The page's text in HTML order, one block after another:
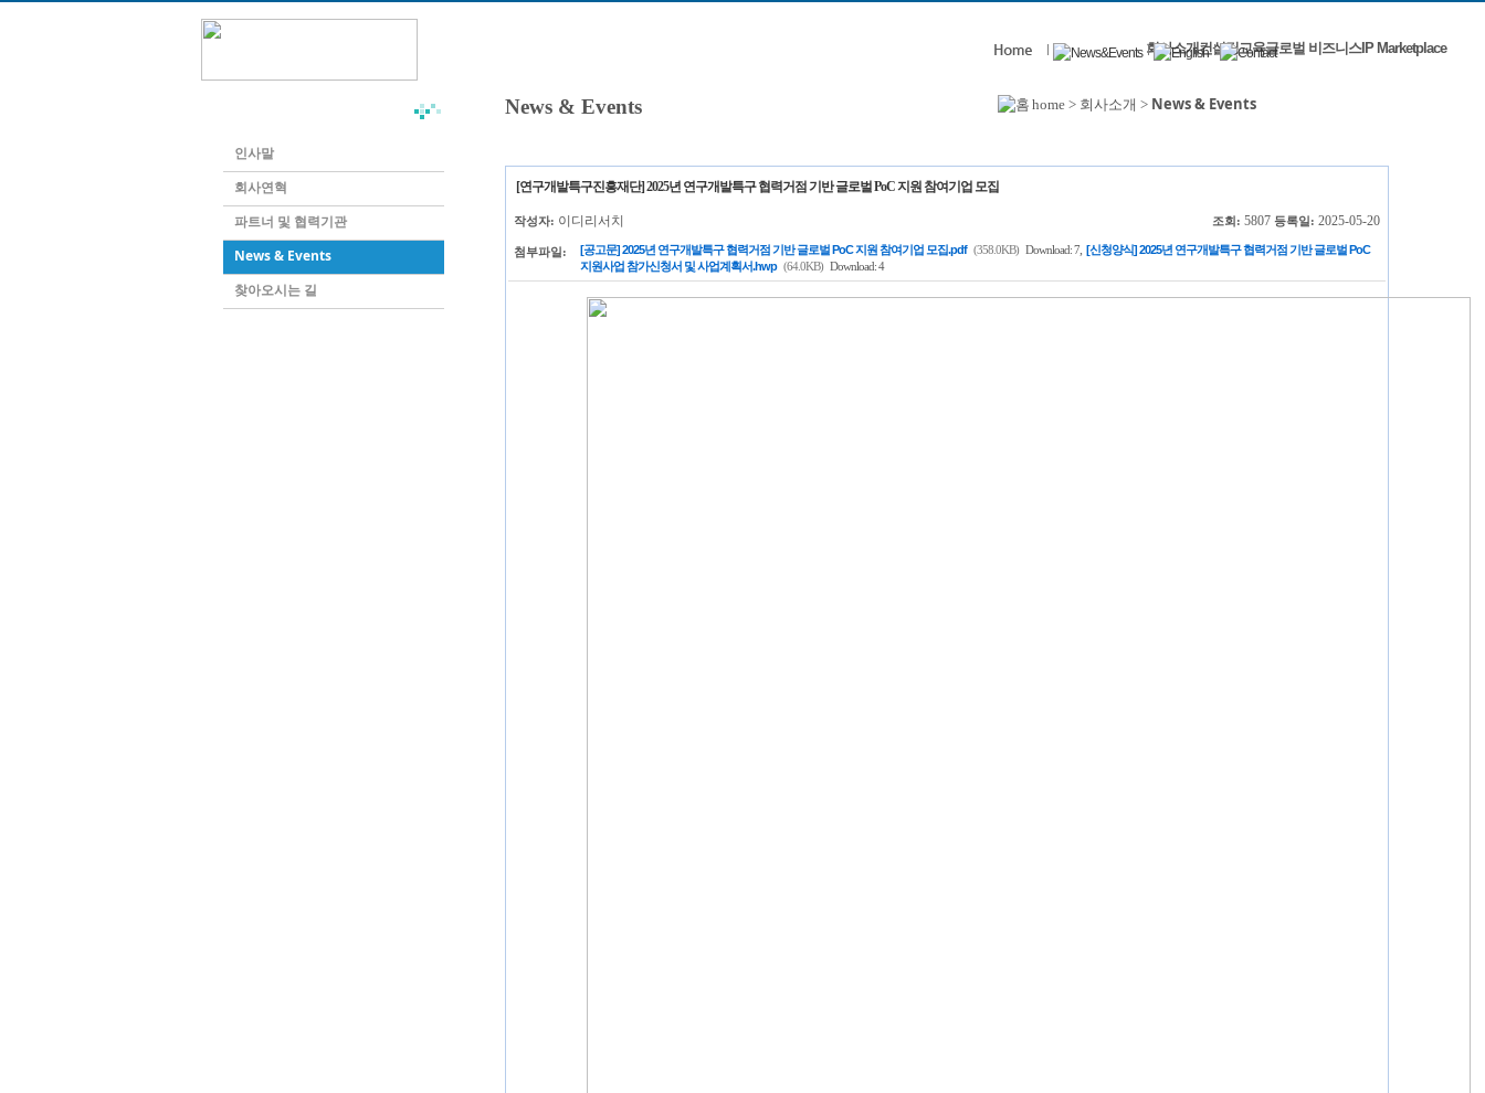
회사소개컨설팅교육글로벌 비즈니스IP Marketplace
인사말
회사연혁
파트너 및 협력기관
News & Events
찾아오시는 길
News & Events home > 회사소개 > News & Events
[연구개발특구진흥재단] 2025년 연구개발특구 협력거점 기반 글로벌 PoC 지원 참여기업 모집
작성자: 이디리서치 조회: 5807 등록일: 2025-05-20
첨부파일: [공고문] 2025년 연구개발특구 협력거점 기반 글로벌 PoC 지원 참여기업 모집.pdf (358.0KB) Download: 7, [신청양식] 2025년 연구개발특구 협력거점 기반 글로벌 PoC
지원사업 참가신청서 및 사업계획서.hwp (64.0KB) Download: 4